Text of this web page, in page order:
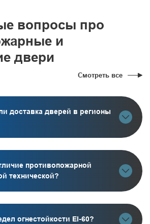
вопросы про
и
двери
Смотреть все
доставка дверей в регионы
противопожарной
технической?
огнестойкости EI-60?